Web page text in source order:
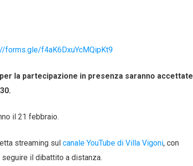
forms.gle/f4aK6DxuYcMQipKt9
la partecipazione in presenza saranno accettate
il 21 febbraio.
streaming sul canale YouTube di Villa Vigoni, con
il dibattito a distanza.